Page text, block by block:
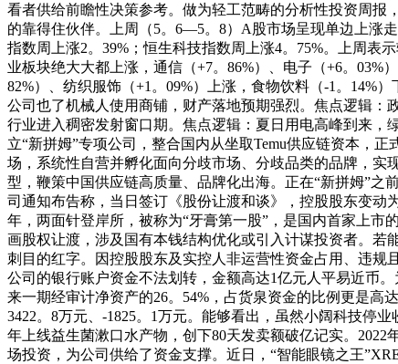
看者供给前瞻性决策参考。做为轻工范畴的分析性投资周报
的靠得住伙伴。上周（5。6—5。8）A股市场呈现单边上涨
指数周上涨2。39%；恒生科技指数周上涨4。75%。上周表
业板块绝大大都上涨，通信（+7。86%）、电子（+6。03%
82%）、纺织服饰（+1。09%）上涨，食物饮料（-1。14%
公司也了机械人使用商铺，财产落地预期强烈。焦点逻辑：
行业进入稠密发射窗口期。焦点逻辑：夏日用电高峰到来
立“新拼姆”专项公司，整合国内从坐取Temu供应链资本，
场，系统性自营并孵化面向分歧市场、分歧品类的品牌，实
型，鞭策中国供应链高质量、品牌化出海。正在“新拼姆”
司通知布告称，当日签订《股份让渡和谈》，控股股东变动
年，两面针登岸所，被称为“牙膏第一股”，是国内首家上
画股权让渡，涉及国有本钱结构优化或引入计谋投资者。若
刺目的红字。因控股股东及实控人非运营性资金占用、违规
公司的银行账户资金不法划转，金额高达1亿元人平易近币
来一期经审计净资产的26。54%，占货泉资金的比例更是高
3422。8万元、-1825。1万元。能够看出，虽然小阔科技停
年上线益生菌漱口水产物，创下80天发卖额破亿记实。
场投资，为公司供给了资金支撑。近日，“智能眼镜之王